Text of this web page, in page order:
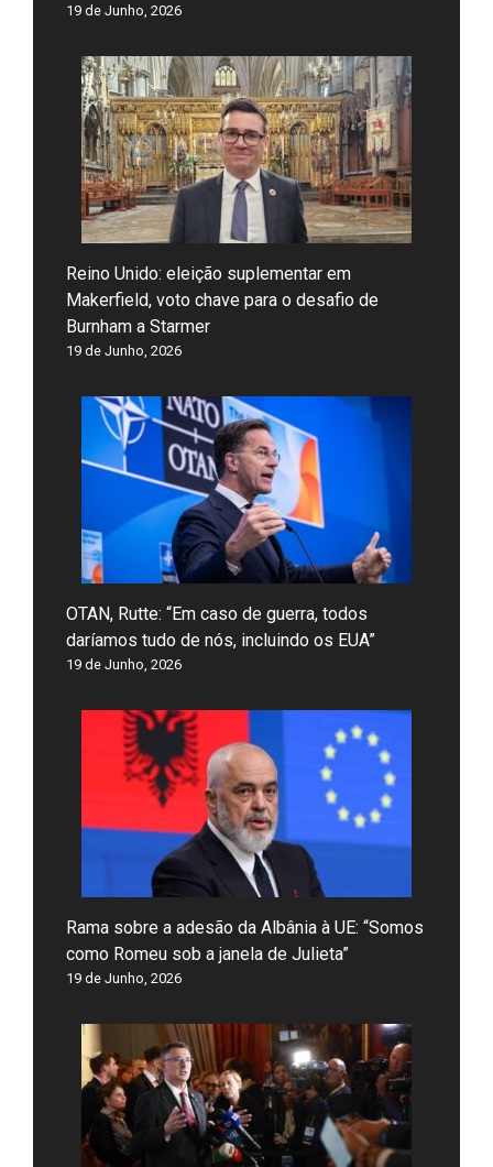
19 de Junho, 2026
Reino Unido: eleição suplementar em
Makerfield, voto chave para o desafio de
Burnham a Starmer
19 de Junho, 2026
OTAN, Rutte: “Em caso de guerra, todos
daríamos tudo de nós, incluindo os EUA”
19 de Junho, 2026
Rama sobre a adesão da Albânia à UE: “Somos
como Romeu sob a janela de Julieta”
19 de Junho, 2026